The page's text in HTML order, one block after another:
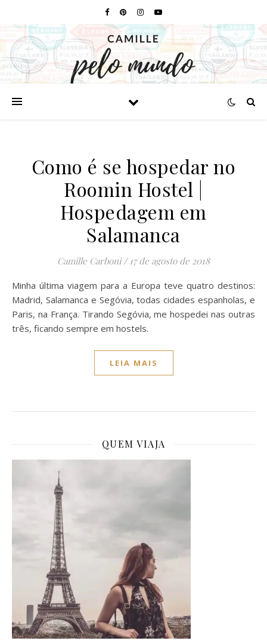
Como é se hospedar no
Roomin Hostel |
Hospedagem em
Salamanca
Camille Carboni / 17 de agosto de 2018
Minha última viagem para a Europa teve quatro destinos:
Madrid, Salamanca e Segóvia, todas cidades espanholas, e
Paris, na França. Tirando Segóvia, me hospedei nas outras
três, ficando sempre em hostels.
LEIA MAIS
QUEM VIAJA